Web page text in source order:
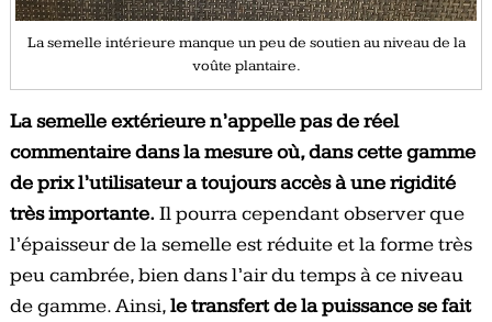
La semelle intérieure manque un peu de soutien au niveau de la
voûte plantaire.
La semelle extérieure n’appelle pas de réel
commentaire dans la mesure où, dans cette gamme
de prix l’utilisateur a toujours accès à une rigidité
très importante.Il pourra cependant observer que
l’épaisseur de la semelle est réduite et la forme très
peu cambrée, bien dans l’air du temps à ce niveau
de gamme. Ainsi,le transfert de la puissance se fait